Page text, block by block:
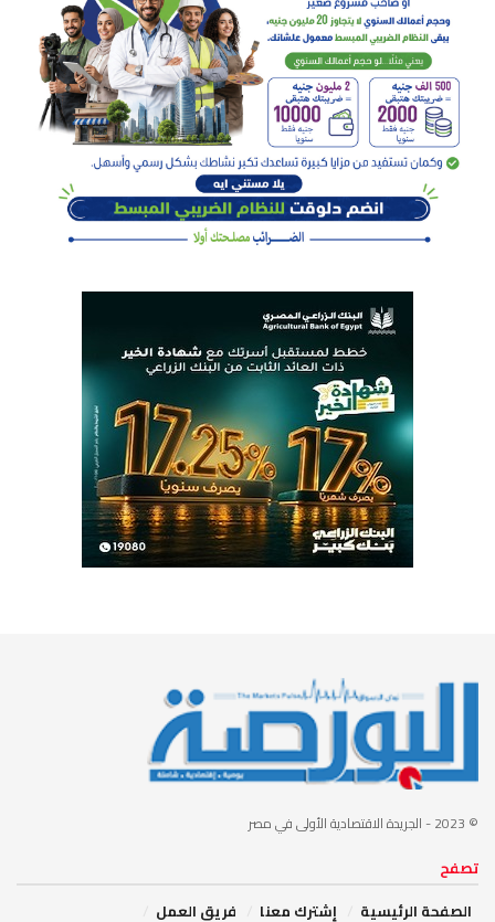
© 2023 - الجريدة الاقتصادية الأولى في مصر
تصفح
الصفحة الرئيسية
إشترك معنا فريق العمل